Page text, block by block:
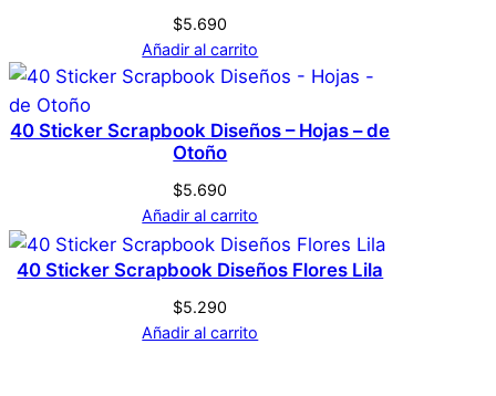
$5.690
Añadir al carrito
40 Sticker Scrapbook Diseños – Hojas – de
Otoño
$5.690
Añadir al carrito
40 Sticker Scrapbook Diseños Flores Lila
$5.290
Añadir al carrito